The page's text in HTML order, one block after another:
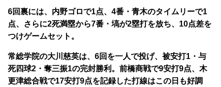
6回裏には、内野ゴロで1点、4番・青木のタイムリーで1
点、さらに2死満塁から7番・塙が2塁打を放ち、10点差を
つけゲームセット。
常総学院の大川慈英は、6回を一人で投げ、被安打1・与
死四球2・奪三振1の完封勝利。前橋商戦で9安打9点、木
更津総合戦で17安打9点を記録した打線はこの日も好調